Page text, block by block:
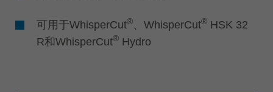
可用于WhisperCut® 、WhisperCut® HSK 32
R和WhisperCut® Hydro